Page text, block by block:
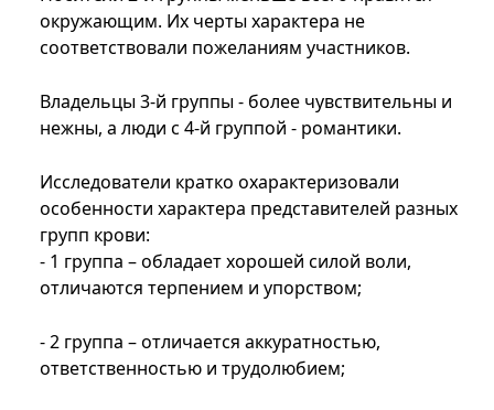
окружающим. Их черты характера не
соответствовали пожеланиям участников.
Владельцы 3-й группы - более чувствительны и
нежны, а люди с 4-й группой - романтики.
Исследователи кратко охарактеризовали
особенности характера представителей разных
групп крови:
- 1 группа – обладает хорошей силой воли,
отличаются терпением и упорством;
- 2 группа – отличается аккуратностью,
ответственностью и трудолюбием;